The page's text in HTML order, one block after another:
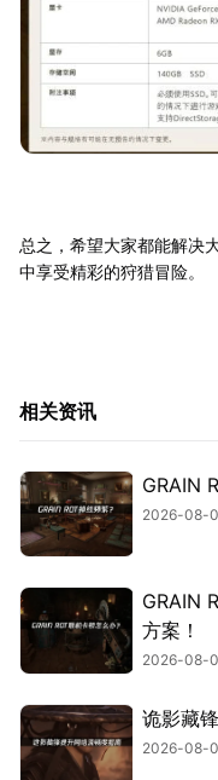
总之，希望大家都能解决
中享受精彩的狩猎冒险。
相关资讯
GRAIN
2026-08-
GRAIN
方案！
2026-08-
诡影藏
2026-08-